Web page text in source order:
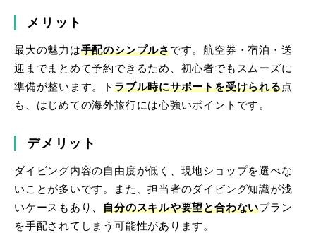
メリット
最大の魅力は手配のシンプルさです。航空券・宿泊・送
迎までまとめて予約できるため、初心者でもスムーズに
準備が整います。トラブル時にサポートを受けられる点
も、はじめての海外旅行には心強いポイントです。
デメリット
ダイビング内容の自由度が低く、現地ショップを選べな
いことが多いです。また、担当者のダイビング知識が浅
いケースもあり、自分のスキルや要望と合わないプラン
を手配されてしまう可能性があります。